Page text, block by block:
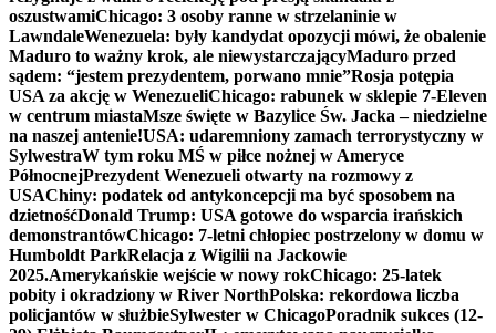
oszustwamiChicago: 3 osoby ranne w strzelaninie w
LawndaleWenezuela: były kandydat opozycji mówi, że obalenie
Maduro to ważny krok, ale niewystarczającyMaduro przed
sądem: “jestem prezydentem, porwano mnie”Rosja potępia
USA za akcję w WenezueliChicago: rabunek w sklepie 7-Eleven
w centrum miastaMsze święte w Bazylice Św. Jacka – niedzielne
na naszej antenie!USA: udaremniony zamach terrorystyczny w
SylwestraW tym roku MŚ w piłce nożnej w Ameryce
PółnocnejPrezydent Wenezueli otwarty na rozmowy z
USAChiny: podatek od antykoncepcji ma być sposobem na
dzietnośćDonald Trump: USA gotowe do wsparcia irańskich
demonstrantówChicago: 7-letni chłopiec postrzelony w domu w
Humboldt ParkRelacja z Wigilii na Jackowie
2025.Amerykańskie wejście w nowy rokChicago: 25-latek
pobity i okradziony w River NorthPolska: rekordowa liczba
policjantów w służbieSylwester w ChicagoPoradnik sukces (12-